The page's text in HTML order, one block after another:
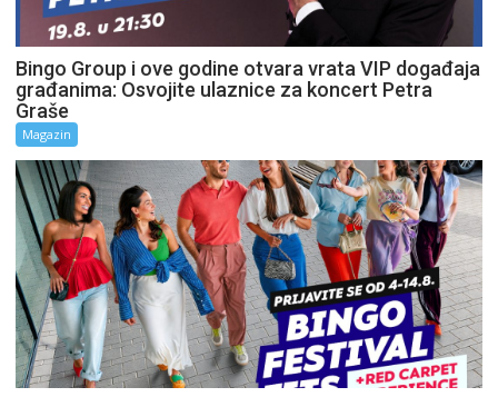
Bingo Group i ove godine otvara vrata VIP događaja
građanima: Osvojite ulaznice za koncert Petra
Graše
Magazin